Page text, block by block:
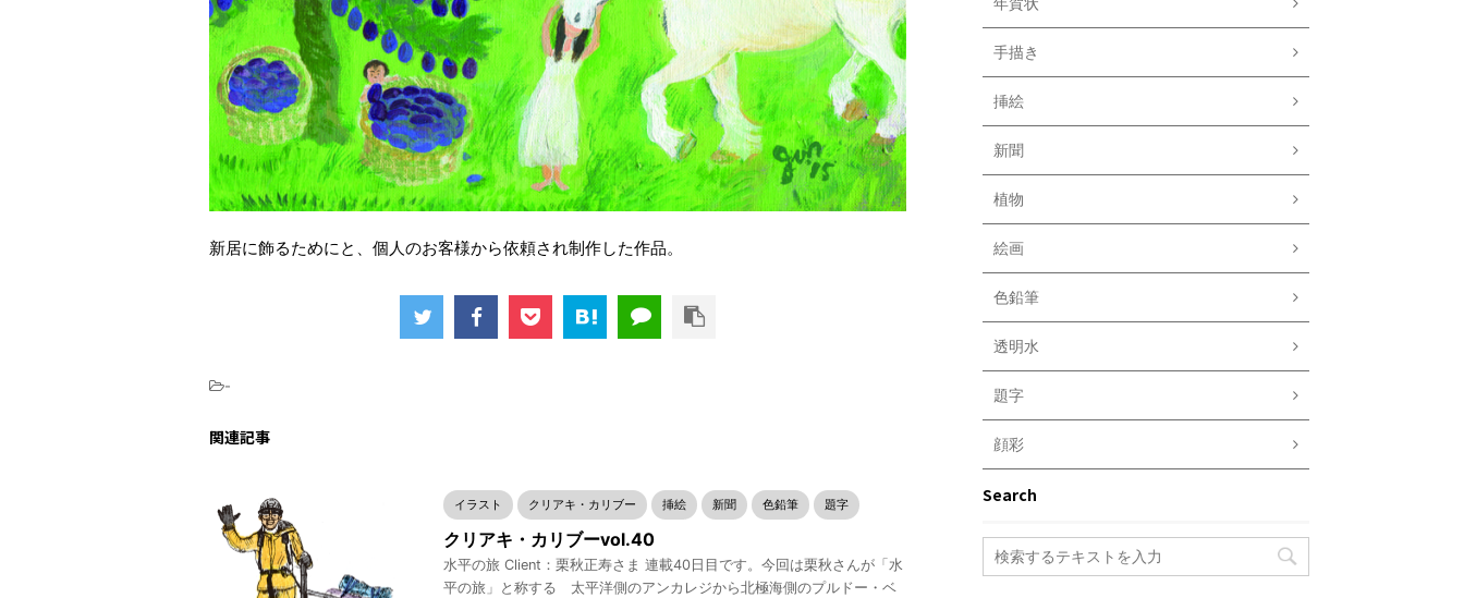
新居に飾るためにと、個人のお客様から依頼され制作した作品。
-
関連記事
イラスト クリアキ・カリブー 挿絵 新聞 色鉛筆 題字
クリアキ・カリブーvol.40
水平の旅 Client：栗秋正寿さま 連載40日目です。今回は栗秋さんが「水
平の旅」と称する 太平洋側のアンカレジから北極海側のプルドー・ベ
手描き
挿絵
新聞
植物
絵画
色鉛筆
透明水
題字
顔彩
Search